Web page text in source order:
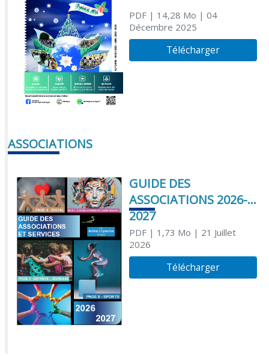
PDF| 14,28 Mo | 04
Décembre 2025
Télécharger
ASSOCIATIONS
GUIDE DES
ASSOCIATIONS 2026-
2027
PDF| 1,73 Mo | 21 Juillet
2026
Télécharger